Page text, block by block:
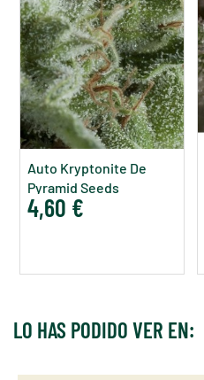
Auto Kryptonite De
Pyramid Seeds
4,60 €
LO HAS PODIDO VER EN: